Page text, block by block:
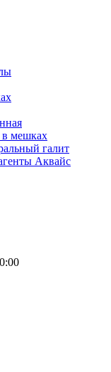
в мешках
галит
Аквайс